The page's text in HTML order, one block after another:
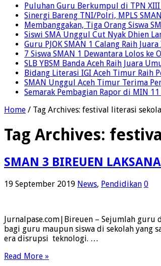
Puluhan Guru Berkumpul di TPN XIII
Sinergi Bareng TNI/Polri, MPLS
Membanggakan, Tiga Orang Siswa
Siswi SMA Unggul Cut Nyak Dhien
Guru PJOK SMAN 1 Calang Raih
7 Siswa SMAN 1 Dewantara Lolos ke
SLB YBSM Banda Aceh Raih Juara
Bidang Literasi IGI Aceh Timur Raih
SMAN Unggul Aceh Timur Terima
Semarak Pembagian Rapor di MIN
Home / Tag Archives: festival literasi
Tag Archives:
SMAN 3 BIREUEN
19 September 2019 News, Pendidikan 0
Jurnalpase.com|Bireuen – Sejumlah guru
bagi guru maupun siswa di sekolah yang
era disrupsi teknologi. …
Read More »